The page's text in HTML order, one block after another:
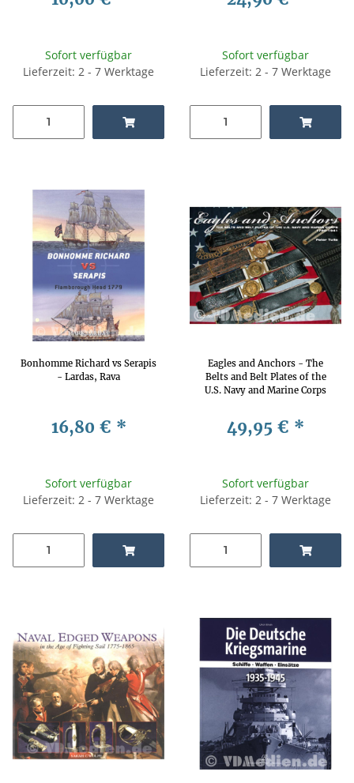
Sofort verfügbar
Lieferzeit: 2 - 7 Werktage
Sofort verfügbar
Lieferzeit: 2 - 7 Werktage
Bonhomme Richard vs Serapis
- Lardas, Rava
16,80 € *
Sofort verfügbar
Lieferzeit: 2 - 7 Werktage
Eagles and Anchors - The
Belts and Belt Plates of the
U.S. Navy and Marine Corps
49,95 € *
Sofort verfügbar
Lieferzeit: 2 - 7 Werktage